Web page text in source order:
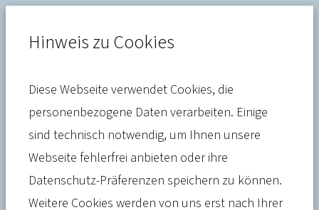
Digitalisierung
PKV-Verband schließt DiGA-
Rahmenvertrag für
Hinweis zu Cookies
Diese Webseite verwendet Cookies, die
personenbezogene Daten verarbeiten. Einige
sind technisch notwendig, um Ihnen unsere
Webseite fehlerfrei anbieten oder ihre
Datenschutz-Präferenzen speichern zu können.
Weitere Cookies werden von uns erst nach Ihrer